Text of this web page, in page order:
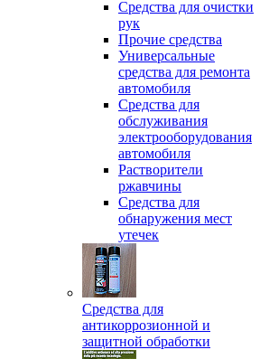
Средства для очистки
рук
Прочие средства
Универсальные
средства для ремонта
автомобиля
Средства для
обслуживания
электрооборудования
автомобиля
Растворители
ржавчины
Средства для
обнаружения мест
утечек
Средства для
антикоррозионной и
защитной обработки